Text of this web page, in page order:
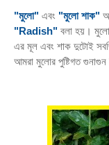
"মুলো" এবং "মুলো শাক"
"Radish" বলা হয়।
এর মূল এবং শাক দুটোই
আমরা মুলোর পুষ্টিগত